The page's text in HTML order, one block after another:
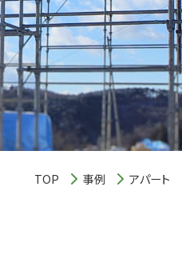
TOP 事例 アパート